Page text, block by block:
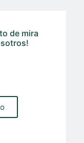
de mira